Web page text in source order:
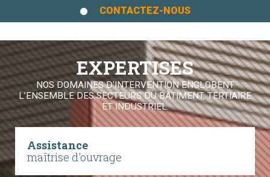
CONTACTEZ-NOUS
EXPERTISES
NOS DOMAINES D'INTERVENTION ENGLOBENT
L’ENSEMBLE DES SECTEURS DU BÂTIMENT, TERTIAIRE
ET INDUSTRIEL.
Assistance
maîtrise d'ouvrage